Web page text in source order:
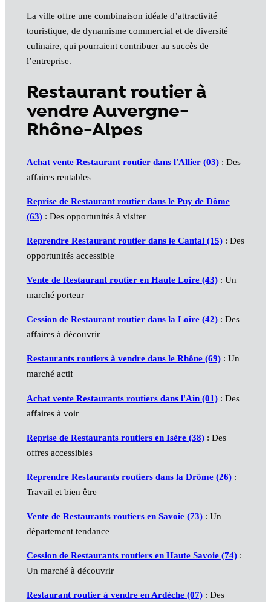
La ville offre une combinaison idéale d’attractivité
touristique, de dynamisme commercial et de diversité
culinaire, qui pourraient contribuer au succès de
l’entreprise.
Restaurant routier à
vendre Auvergne-
Rhône-Alpes
Achat vente Restaurant routier dans l'Allier (03): Des
affaires rentables
Reprise de Restaurant routier dans le Puy de Dôme
(63): Des opportunités à visiter
Reprendre Restaurant routier dans le Cantal (15): Des
opportunités accessible
Vente de Restaurant routier en Haute Loire (43): Un
marché porteur
Cession de Restaurant routier dans la Loire (42): Des
affaires à découvrir
Restaurants routiers à vendre dans le Rhône (69): Un
marché actif
Achat vente Restaurants routiers dans l'Ain (01): Des
affaires à voir
Reprise de Restaurants routiers en Isère (38): Des
offres accessibles
Reprendre Restaurants routiers dans la Drôme (26):
Travail et bien être
Vente de Restaurants routiers en Savoie (73): Un
département tendance
Cession de Restaurants routiers en Haute Savoie (74):
Un marché à découvrir
Restaurant routier à vendre en Ardèche (07): Des